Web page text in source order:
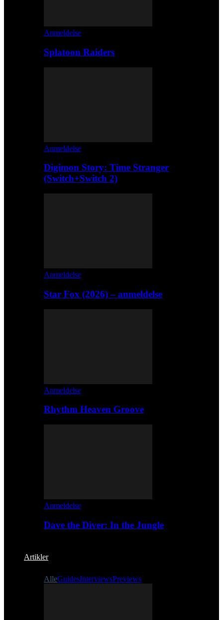
Anmeldelse
Splatoon Raiders
Anmeldelse
Digimon Story: Time Stranger
(Switch+Switch 2)
Anmeldelse
Star Fox (2026) – anmeldelse
Anmeldelse
Rhythm Heaven Groove
Anmeldelse
Dave the Diver: In the Jungle
Artikler
AlleGuidesInterviewsPreviews